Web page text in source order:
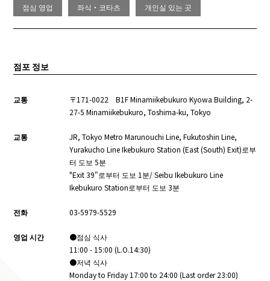
점심 영업 좌식・코타츠 개인실 있는 곳
점포 정보
교통
〒171-0022 B1F Minamiikebukuro Kyowa Building, 2-
27-5 Minamiikebukuro, Toshima-ku, Tokyo
교통
JR, Tokyo Metro Marunouchi Line, Fukutoshin Line,
Yurakucho Line Ikebukuro Station (East (South) Exit)로부
터 도보 5분
"Exit 39"로부터 도보 1분/ Seibu Ikebukuro Line
Ikebukuro Station로부터 도보 3분
전화 03-5979-5529
영업 시간
●점심 식사
11:00 - 15:00 (L.O.14:30)
●저녁 식사
Monday to Friday 17:00 to 24:00 (Last order 23:00)